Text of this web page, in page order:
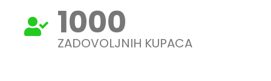
1000
ZADOVOLJNIH KUPACA